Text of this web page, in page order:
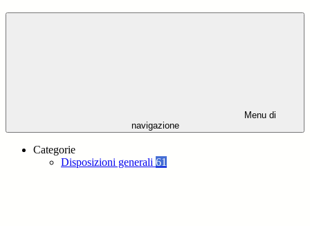
Menu di
navigazione
Categorie
Disposizioni generali 61